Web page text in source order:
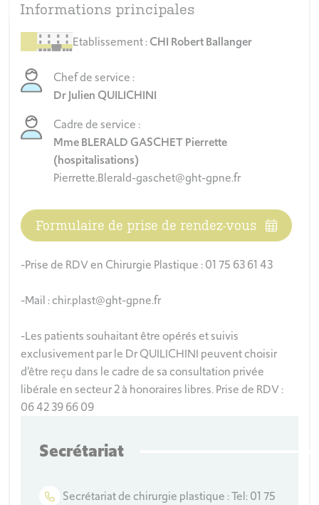
Informations principales
Etablissement :CHI Robert Ballanger
Chef de service :
Dr Julien QUILICHINI
Cadre de service :
Mme BLERALD GASCHET Pierrette
(hospitalisations)
Pierrette.Blerald-gaschet@ght-gpne.fr
Formulaire de prise de rendez-vous
-Prise de RDV en Chirurgie Plastique : 01 75 63 61 43
-Mail : chir.plast@ght-gpne.fr
-Les patients souhaitant être opérés et suivis
exclusivement par le Dr QUILICHINI peuvent choisir
d’être reçu dans le cadre de sa consultation privée
libérale en secteur 2 à honoraires libres. Prise de RDV :
06 42 39 66 09
Secrétariat
Secrétariat de chirurgie plastique : Tel: 01 75